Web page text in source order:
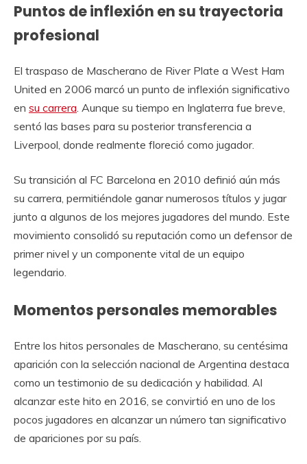
Puntos de inflexión en su trayectoria
profesional
El traspaso de Mascherano de River Plate a West Ham
United en 2006 marcó un punto de inflexión significativo
en su carrera. Aunque su tiempo en Inglaterra fue breve,
sentó las bases para su posterior transferencia a
Liverpool, donde realmente floreció como jugador.
Su transición al FC Barcelona en 2010 definió aún más
su carrera, permitiéndole ganar numerosos títulos y jugar
junto a algunos de los mejores jugadores del mundo. Este
movimiento consolidó su reputación como un defensor de
primer nivel y un componente vital de un equipo
legendario.
Momentos personales memorables
Entre los hitos personales de Mascherano, su centésima
aparición con la selección nacional de Argentina destaca
como un testimonio de su dedicación y habilidad. Al
alcanzar este hito en 2016, se convirtió en uno de los
pocos jugadores en alcanzar un número tan significativo
de apariciones por su país.